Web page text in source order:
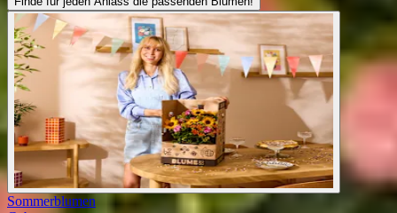
Sommerblumen